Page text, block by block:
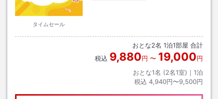
タイムセール
おとな2名 1泊1部屋 合計
税込 9,880円 〜 19,000円
おとな1名 (2名1室)｜ 1泊
税込 4,940円〜9,500円